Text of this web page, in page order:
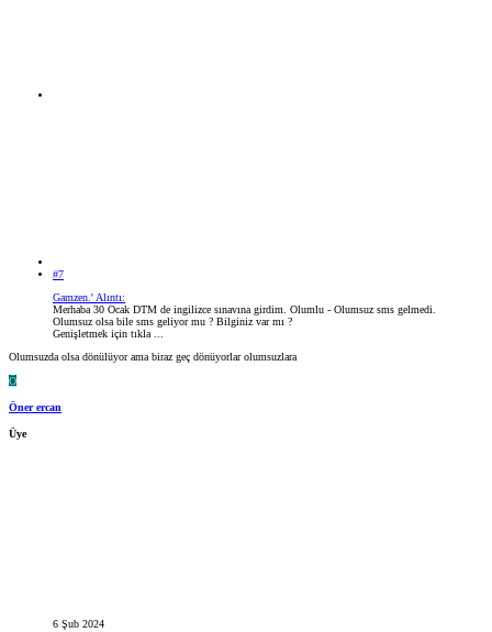
#7
Gamzen.' Alıntı:
Merhaba 30 Ocak DTM de ingilizce sınavına girdim. Olumlu - Olumsuz sms gelmedi.
Olumsuz olsa bile sms geliyor mu ? Bilginiz var mı ?
Genişletmek için tıkla ...
Olumsuzda olsa dönülüyor ama biraz geç dönüyorlar olumsuzlara
Ö
Öner ercan
Üye
6 Şub 2024